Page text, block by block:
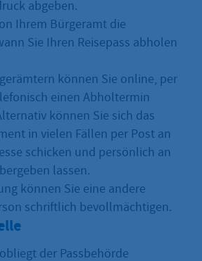
abgeben.
Ihrem Bürgeramt die
Sie Ihren Reisepass abholen
können Sie online, per
einen Abholtermin
können Sie sich das
in vielen Fällen per Post an
schicken und persönlich an
lassen.
können Sie eine andere
schriftlich bevollmächtigen.
der Passbehörde